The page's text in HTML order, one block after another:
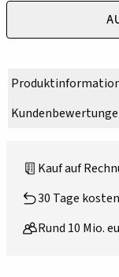
Kauf auf
30 Tage
Rund 10 Mio.